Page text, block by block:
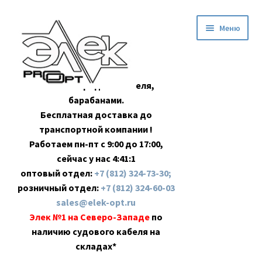
навигации
содержимому
Оптовая продажа кабеля,
барабанами.
Бесплатная доставка до
транспортной компании !
Работаем пн-пт с 9:00 до 17:00,
сейчас у нас 4:41:2
оптовый отдел: +7 (812) 324-73-30;
розничный отдел: +7 (812) 324-60-03
sales@elek-opt.ru
Элек №1 на Северо-Западе по
наличию судового кабеля на
складах*
Меню